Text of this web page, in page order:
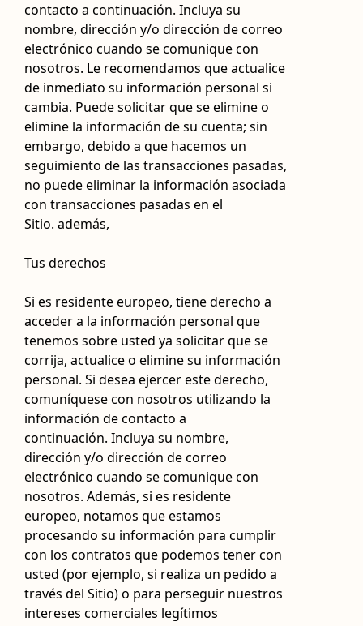
contacto a continuación. Incluya su
nombre, dirección y/o dirección de correo
electrónico cuando se comunique con
nosotros. Le recomendamos que actualice
de inmediato su información personal si
cambia. Puede solicitar que se elimine o
elimine la información de su cuenta; sin
embargo, debido a que hacemos un
seguimiento de las transacciones pasadas,
no puede eliminar la información asociada
con transacciones pasadas en el
Sitio. además,
Tus derechos
Si es residente europeo, tiene derecho a
acceder a la información personal que
tenemos sobre usted ya solicitar que se
corrija, actualice o elimine su información
personal. Si desea ejercer este derecho,
comuníquese con nosotros utilizando la
información de contacto a
continuación. Incluya su nombre,
dirección y/o dirección de correo
electrónico cuando se comunique con
nosotros. Además, si es residente
europeo, notamos que estamos
procesando su información para cumplir
con los contratos que podemos tener con
usted (por ejemplo, si realiza un pedido a
través del Sitio) o para perseguir nuestros
intereses comerciales legítimos